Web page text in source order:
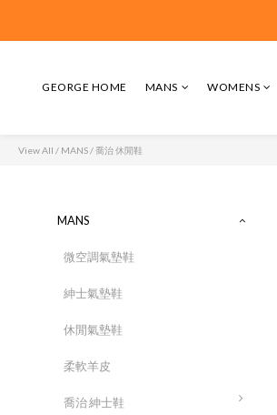
GEORGE HOME MANS WOMENS
View All / MANS /喬治 休閒鞋
MANS
微空調氣墊鞋
紳士氣墊鞋
休閒氣墊鞋
柔軟羊皮
喬治 紳士鞋